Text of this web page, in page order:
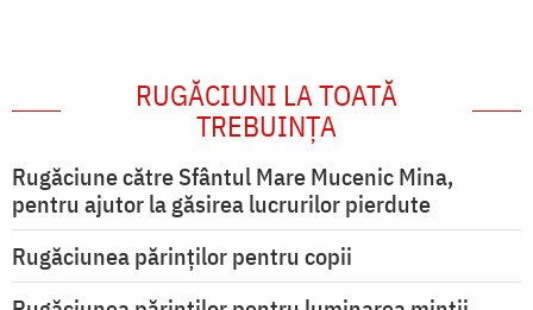
RUGĂCIUNI LA TOATĂ
TREBUINȚA
Rugăciune către Sfântul Mare Mucenic Mina,
pentru ajutor la găsirea lucrurilor pierdute
Rugăciunea părinților pentru copii